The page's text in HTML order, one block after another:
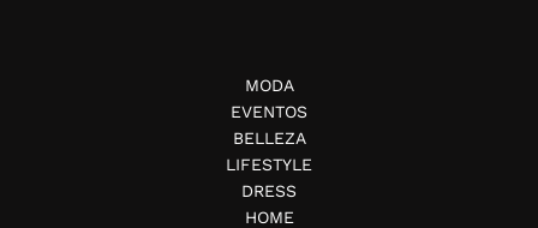
MODA
EVENTOS
BELLEZA
LIFESTYLE
DRESS
HOME